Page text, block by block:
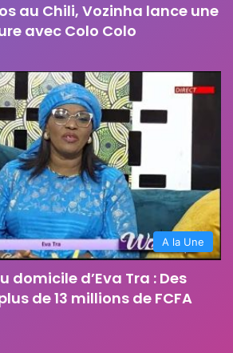
au Chili, Vozinha lance une
avec Colo Colo
A la Une
domicile d’Eva Tra : Des
de 13 millions de FCFA